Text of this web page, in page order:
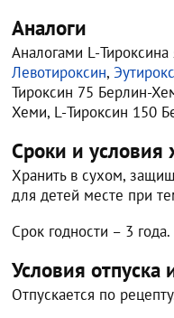
Аналоги
Аналогами L-Тироксина
Левотироксин, Эутирокс
Тироксин 75 Берлин-
Хеми, L-Тироксин 150
Сроки и условия
Хранить в сухом,
для детей месте при
Срок годности – 3 года.
Условия отпуска
Отпускается по